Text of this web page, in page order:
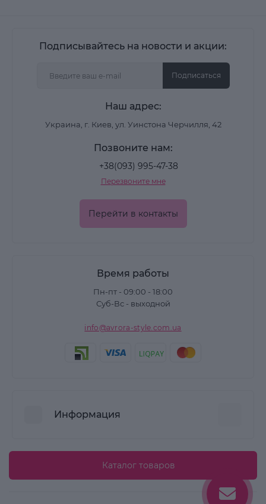
Подписывайтесь на новости и акции:
Подписаться
Наш адрес:
Украина, г. Киев, ул. Уинстона Черчилля, 42
Позвоните нам:
+38(093) 995-47-38
Перезвоните мне
Перейти в контакты
Время работы
Пн-пт - 09:00 - 18:00
Суб-Вс - выходной
info@avrora-style.com.ua
Информация
Пользовательское соглашение
Каталог товаров